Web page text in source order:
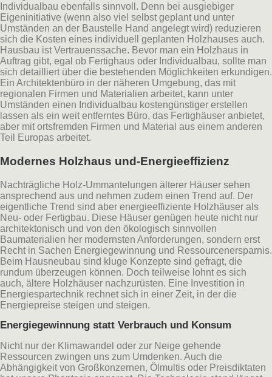
Individualbau ebenfalls sinnvoll. Denn bei ausgiebiger
Eigeninitiative (wenn also viel selbst geplant und unter
Umständen an der Baustelle Hand angelegt wird) reduzieren
sich die Kosten eines individuell geplanten Holzhauses auch.
Hausbau ist Vertrauenssache. Bevor man ein Holzhaus in
Auftrag gibt, egal ob Fertighaus oder Individualbau, sollte man
sich detailliert über die bestehenden Möglichkeiten erkundigen.
Ein Architektenbüro in der näheren Umgebung, das mit
regionalen Firmen und Materialien arbeitet, kann unter
Umständen einen Individualbau kostengünstiger erstellen
lassen als ein weit entferntes Büro, das Fertighäuser anbietet,
aber mit ortsfremden Firmen und Material aus einem anderen
Teil Europas arbeitet.
Modernes Holzhaus und-Energieeffizienz
Nachträgliche Holz-Ummantelungen älterer Häuser sehen
ansprechend aus und nehmen zudem einen Trend auf. Der
eigentliche Trend sind aber energieeffiziente Holzhäuser als
Neu- oder Fertigbau. Diese Häuser genügen heute nicht nur
architektonisch und von den ökologisch sinnvollen
Baumaterialien her modernsten Anforderungen, sondern erst
Recht in Sachen Energiegewinnung und Ressourcenersparnis.
Beim Hausneubau sind kluge Konzepte sind gefragt, die
rundum überzeugen können. Doch teilweise lohnt es sich
auch, ältere Holzhäuser nachzurüsten. Eine Investition in
Energiespartechnik rechnet sich in einer Zeit, in der die
Energiepreise steigen und steigen.
Energiegewinnung statt Verbrauch und Konsum
Nicht nur der Klimawandel oder zur Neige gehende
Ressourcen zwingen uns zum Umdenken. Auch die
Abhängigkeit von Großkonzernen, Ölmultis oder Preisdiktaten